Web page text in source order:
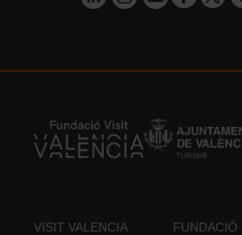
VISIT VALENCIA
FUNDACIÓ